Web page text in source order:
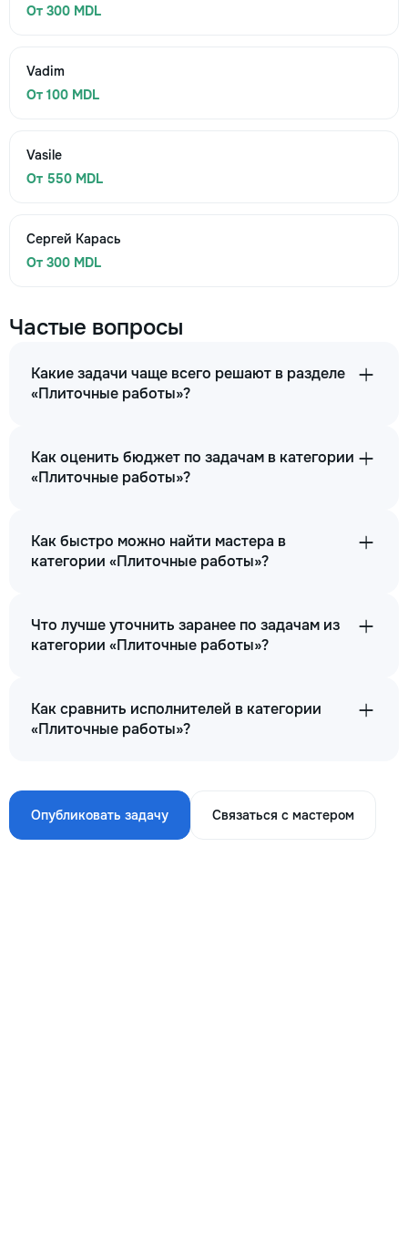
От 300 MDL
Vadim
От 100 MDL
Vasile
От 550 MDL
Сергей Карась
От 300 MDL
Частые вопросы
Какие задачи чаще всего решают в разделе
«Плиточные работы»?
Как оценить бюджет по задачам в категории
«Плиточные работы»?
Как быстро можно найти мастера в
категории «Плиточные работы»?
Что лучше уточнить заранее по задачам из
категории «Плиточные работы»?
Как сравнить исполнителей в категории
«Плиточные работы»?
Опубликовать задачу Связаться с мастером